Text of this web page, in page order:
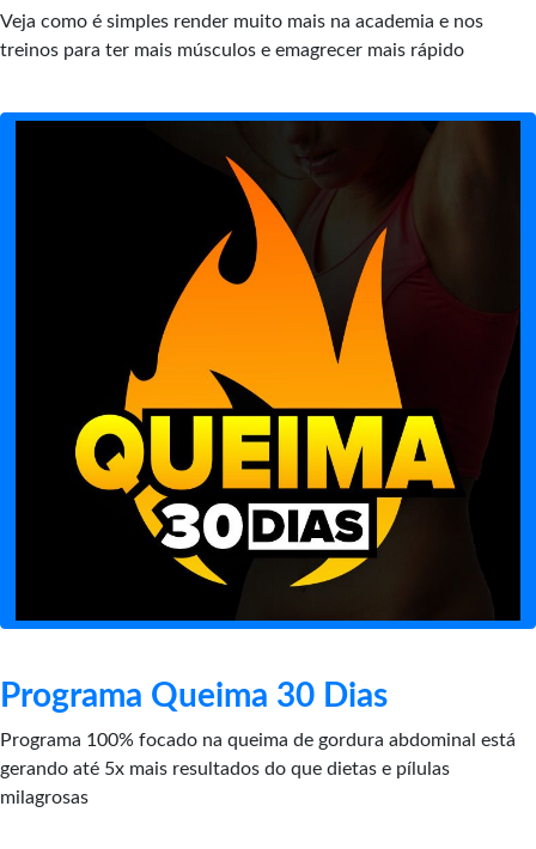
Veja como é simples render muito mais na academia e nos
treinos para ter mais músculos e emagrecer mais rápido
Programa Queima 30 Dias
Programa 100% focado na queima de gordura abdominal está
gerando até 5x mais resultados do que dietas e pílulas
milagrosas